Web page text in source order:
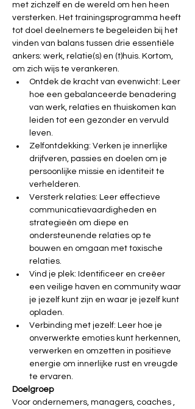
met zichzelf en de wereld om hen heen
versterken. Het trainingsprogramma heeft
tot doel deelnemers te begeleiden bij het
vinden van balans tussen drie essentiële
ankers: werk, relatie(s) en (t)huis. Kortom,
om zich wijs te verankeren.
Ontdek de kracht van evenwicht: Leer
hoe een gebalanceerde benadering
van werk, relaties en thuiskomen kan
leiden tot een gezonder en vervuld
leven.
Zelfontdekking: Verken je innerlijke
drijfveren, passies en doelen om je
persoonlijke missie en identiteit te
verhelderen.
Versterk relaties: Leer effectieve
communicatievaardigheden en
strategieën om diepe en
ondersteunende relaties op te
bouwen en omgaan met toxische
relaties.
Vind je plek: Identificeer en creëer
een veilige haven en community waar
je jezelf kunt zijn en waar je jezelf kunt
opladen.
Verbinding met jezelf: Leer hoe je
onverwerkte emoties kunt herkennen,
verwerken en omzetten in positieve
energie om innerlijke rust en vreugde
te ervaren.
Doelgroep
Voor ondernemers, managers, coaches ,